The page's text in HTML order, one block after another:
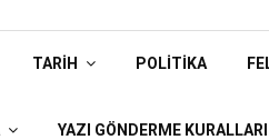
TARIH POLITIKA
YAZI GÖNDERME KURALLARI